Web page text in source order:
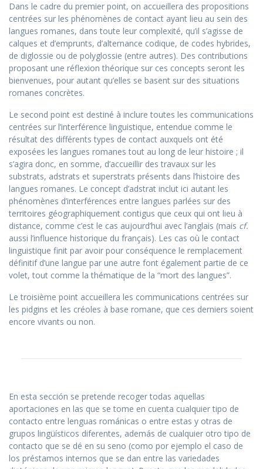
Dans le cadre du premier point, on accueillera des propositions
centrées sur les phénomènes de contact ayant lieu au sein des
langues romanes, dans toute leur complexité, qu’il s’agisse de
calques et d’emprunts, d’alternance codique, de codes hybrides,
de diglossie ou de polyglossie (entre autres). Des contributions
proposant une réflexion théorique sur ces concepts seront les
bienvenues, pour autant qu’elles se basent sur des situations
romanes concrètes.
Le second point est destiné à inclure toutes les communications
centrées sur l’interférence linguistique, entendue comme le
résultat des différents types de contact auxquels ont été
exposées les langues romanes tout au long de leur histoire ; il
s’agira donc, en somme, d’accueillir des travaux sur les
substrats, adstrats et superstrats présents dans l’histoire des
langues romanes. Le concept d’adstrat inclut ici autant les
phénomènes d’interférences entre langues parlées sur des
territoires géographiquement contigus que ceux qui ont lieu à
distance, comme c’est le cas aujourd’hui avec l’anglais (mais cf.
aussi l’influence historique du français). Les cas où le contact
linguistique finit par avoir pour conséquence le remplacement
définitif d’une langue par une autre font également partie de ce
volet, tout comme la thématique de la “mort des langues”.
Le troisième point accueillera les communications centrées sur
les pidgins et les créoles à base romane, que ces derniers soient
encore vivants ou non.
En esta sección se pretende recoger todas aquellas
aportaciones en las que se tome en cuenta cualquier tipo de
contacto entre lenguas románicas o entre estas y otras de
grupos lingüísticos diferentes, además de cualquier otro tipo de
contacto que se dé en su seno (como por ejemplo el caso de
los préstamos internos que se dan entre las variedades